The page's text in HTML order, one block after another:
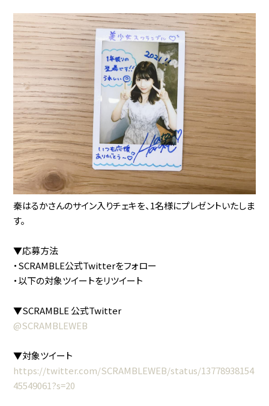
秦はるかさんのサイン入りチェキを、1名様にプレゼントいたしま
す。
▼応募方法
・SCRAMBLE公式Twitterをフォロー
・以下の対象ツイートをリツイート
▼SCRAMBLE 公式Twitter
@SCRAMBLEWEB
▼対象ツイート
https://twitter.com/SCRAMBLEWEB/status/13778938154
45549061?s=20